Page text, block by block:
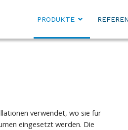
PRODUKTE
verwendet, wo sie für
eingesetzt werden. Die